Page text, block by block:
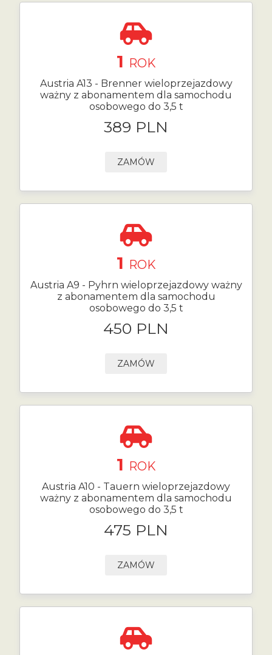
1 ROK
Austria A13 - Brenner wieloprzejazdowy
ważny z abonamentem dla samochodu
osobowego do 3,5 t
389 PLN
ZAMÓW
1 ROK
Austria A9 - Pyhrn wieloprzejazdowy ważny
z abonamentem dla samochodu
osobowego do 3,5 t
450 PLN
ZAMÓW
1 ROK
Austria A10 - Tauern wieloprzejazdowy
ważny z abonamentem dla samochodu
osobowego do 3,5 t
475 PLN
ZAMÓW